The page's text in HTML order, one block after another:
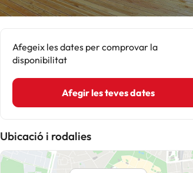
Afegeix les dates per comprovar la
disponibilitat
Afegir les teves dates
Ubicació i rodalies